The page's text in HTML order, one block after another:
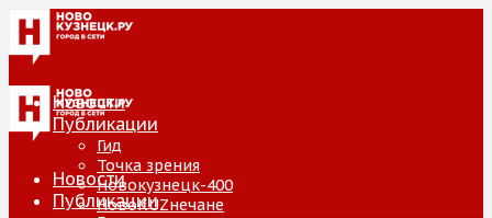
Новости
Публикации
Гид
Точка зрения
Новокузнецк-400
НовоKUZнечане
Новости
Публикации